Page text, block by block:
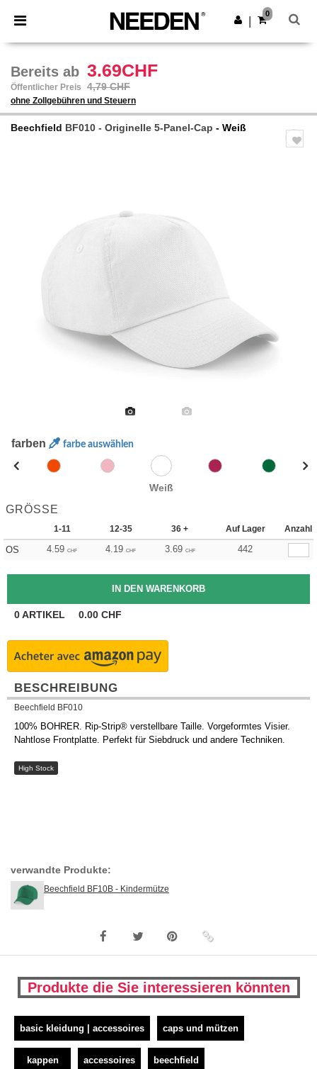
× Needen App
Bessere Preise in der App!
App holen
0
Bereits ab 3.69CHF
Öffentlicher Preis 4,79 CHF
ohne Zollgebühren und Steuern
Beechfield BF010 - Originelle 5-Panel-Cap - Weiß
farben farbe auswählen
Weiß
GRÖSSE
1-11 12-35 36 + Auf Lager Anzahl
OS 4.59 CHF 4.19 CHF 3.69 CHF 442
0ARTIKEL 0.00 CHF
BESCHREIBUNG
Beechfield BF010
100% BOHRER. Rip-Strip® verstellbare Taille. Vorgeformtes Visier.
Nahtlose Frontplatte. Perfekt für Siebdruck und andere Techniken.
High Stock
verwandte Produkte:
Beechfield BF10B - Kindermütze
Produkte die Sie interessieren könnten
basic kleidung | accessoires caps und mützen
kappen accessoires beechfield